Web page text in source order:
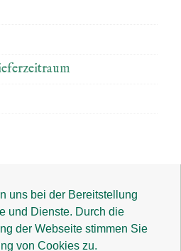
uns bei der Bereitstellung
und Dienste. Durch die
der Webseite stimmen Sie
von Cookies zu.